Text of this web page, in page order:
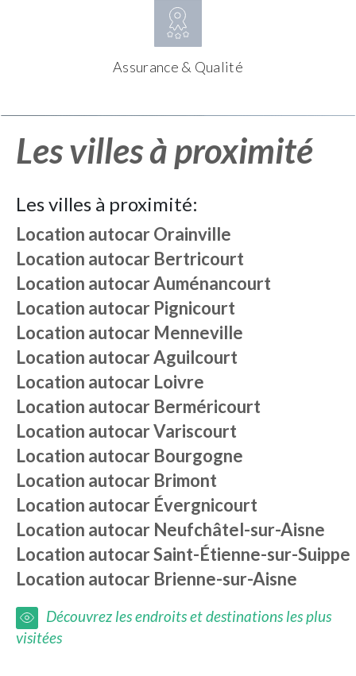
Assurance & Qualité
Les villes à proximité
Les villes à proximité:
Location autocarOrainville
Location autocar Bertricourt
Location autocarAuménancourt
Location autocar Pignicourt
Location autocar Menneville
Location autocarAguilcourt
Location autocar Loivre
Location autocar Berméricourt
Location autocarVariscourt
Location autocar Bourgogne
Location autocar Brimont
Location autocar Évergnicourt
Location autocar Neufchâtel-sur-Aisne
Location autocarSaint-Étienne-sur-Suippe
Location autocar Brienne-sur-Aisne
Découvrez les endroits et destinations les plus
visitées